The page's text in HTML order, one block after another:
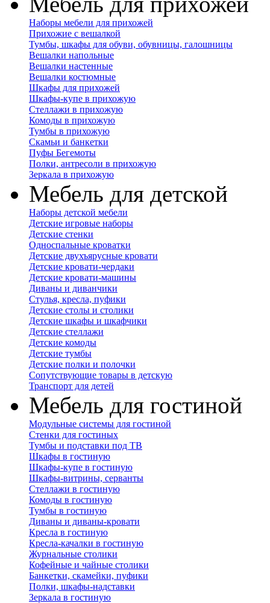
Наборы мебели для прихожей
Прихожие с вешалкой
Тумбы, шкафы для обуви, обувницы, галошницы
Вешалки напольные
Вешалки настенные
Вешалки костюмные
Шкафы для прихожей
Шкафы-купе в прихожую
Стеллажи в прихожую
Комоды в прихожую
Тумбы в прихожую
Скамьи и банкетки
Пуфы Бегемоты
Полки, антресоли в прихожую
Зеркала в прихожую
Мебель для детской
Наборы детской мебели
Детские игровые наборы
Детские стенки
Односпальные кроватки
Детские двухъярусные кровати
Детские кровати-чердаки
Детские кровати-машины
Диваны и диванчики
Стулья, кресла, пуфики
Детские столы и столики
Детские шкафы и шкафчики
Детские стеллажи
Детские комоды
Детские тумбы
Детские полки и полочки
Сопутствующие товары в детскую
Транспорт для детей
Мебель для гостиной
Модульные системы для гостиной
Стенки для гостиных
Тумбы и подставки под ТВ
Шкафы в гостиную
Шкафы-купе в гостиную
Шкафы-витрины, серванты
Стеллажи в гостиную
Комоды в гостиную
Тумбы в гостиную
Диваны и диваны-кровати
Кресла в гостиную
Кресла-качалки в гостиную
Журнальные столики
Кофейные и чайные столики
Банкетки, скамейки, пуфики
Полки, шкафы-надставки
Зеркала в гостиную